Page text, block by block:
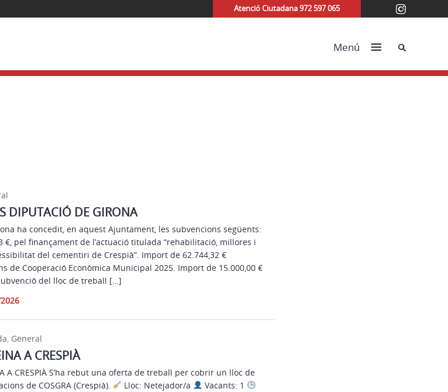
Atenció Ciutadana 972 597 065
Menú Cerca
DIPUTACIÓ DE GIRONA
ha concedit, en aquest Ajuntament, les subvencions següents:
€, pel finançament de l’actuació titulada “rehabilitació, millores i
del cementiri de Crespià”. Import de 62.744,32 €
de Cooperació Econòmica Municipal 2025. Import de 15.000,00 €
del lloc de treball […]
, General
A CRESPIÀ
A CRESPIÀ S’ha rebut una oferta de treball per cobrir un lloc de
de COSGRA (Crespià).
Lloc: Netejador/a
Vacants: 1